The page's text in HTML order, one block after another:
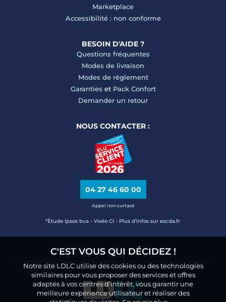
Marketplace
Accessibilité : non conforme
BESOIN D'AIDE ?
Questions fréquentes
Modes de livraison
Modes de règlement
Garanties et Pack Confort
Demander un retour
NOUS CONTACTER :
04 27 46 60 00
Appel non surtaxé
*Étude Ipsos bva - Viséo CI - Plus d’infos sur escda.fr
C'EST VOUS QUI DÉCIDEZ !
Notre site LDLC utilise des cookies ou des technologies
similaires pour vous proposer des services et offres
adaptés à vos centres d’intérêt, vous garantir une
meilleure expérience utilisateur et réaliser des